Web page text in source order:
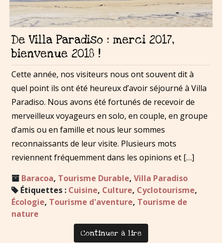
De Villa Paradiso : merci 2017,
bienvenue 2018 !
Cette année, nos visiteurs nous ont souvent dit à
quel point ils ont été heureux d’avoir séjourné à Villa
Paradiso. Nous avons été fortunés de recevoir de
merveilleux voyageurs en solo, en couple, en groupe
d’amis ou en famille et nous leur sommes
reconnaissants de leur visite. Plusieurs mots
reviennent fréquemment dans les opinions et […]
Baracoa, Tourisme Durable, Villa Paradiso
Étiquettes : Cuisine, Culture, Cyclotourisme,
Écologie, Tourisme d'aventure, Tourisme de
nature
Continuer à lire